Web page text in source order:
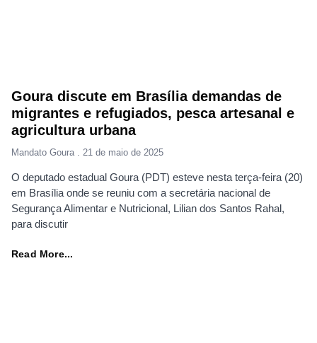
Goura discute em Brasília demandas de
migrantes e refugiados, pesca artesanal e
agricultura urbana
Mandato Goura 21 de maio de 2025
O deputado estadual Goura (PDT) esteve nesta terça-feira (20)
em Brasília onde se reuniu com a secretária nacional de
Segurança Alimentar e Nutricional, Lilian dos Santos Rahal,
para discutir
Read More...